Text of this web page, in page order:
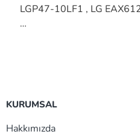
LGP47-10LF1 , LG
…
KURUMSAL
Hakkımızda